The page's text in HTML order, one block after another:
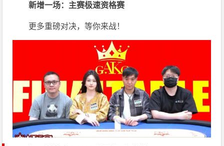
新增一场：主赛极速资格赛
更多重磅对决，等你来战！